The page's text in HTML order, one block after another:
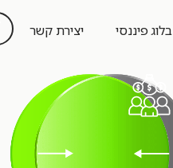
בלוג פיננסי יצירת קשר